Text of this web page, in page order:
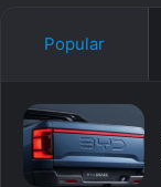
Popular